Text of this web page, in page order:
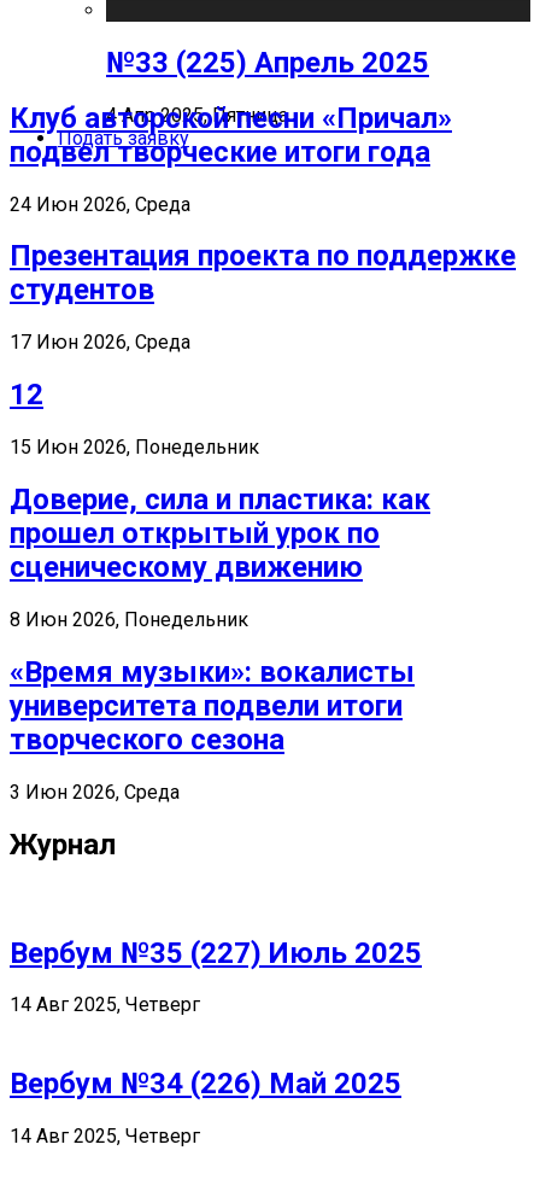
№33 (225) Апрель 2025
4 Апр 2025, Пятница
Подать заявку
Клуб авторской песни «Причал»
подвел творческие итоги года
24 Июн 2026, Среда
Презентация проекта по поддержке
студентов
17 Июн 2026, Среда
12
15 Июн 2026, Понедельник
Доверие, сила и пластика: как
прошел открытый урок по
сценическому движению
8 Июн 2026, Понедельник
«Время музыки»: вокалисты
университета подвели итоги
творческого сезона
3 Июн 2026, Среда
Журнал
Вербум №35 (227) Июль 2025
14 Авг 2025, Четверг
Вербум №34 (226) Май 2025
14 Авг 2025, Четверг